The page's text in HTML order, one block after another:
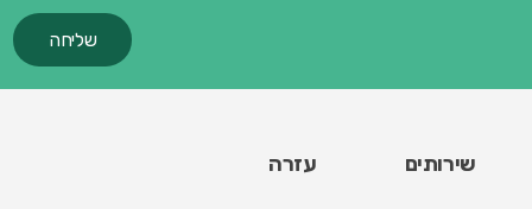
שירותים עזרה